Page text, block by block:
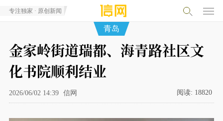
专注独家 · 原创新闻
青岛
金家岭街道瑞都、海青路社区文
化书院顺利结业
2026/06/02 14:39 信网 阅读: 18820